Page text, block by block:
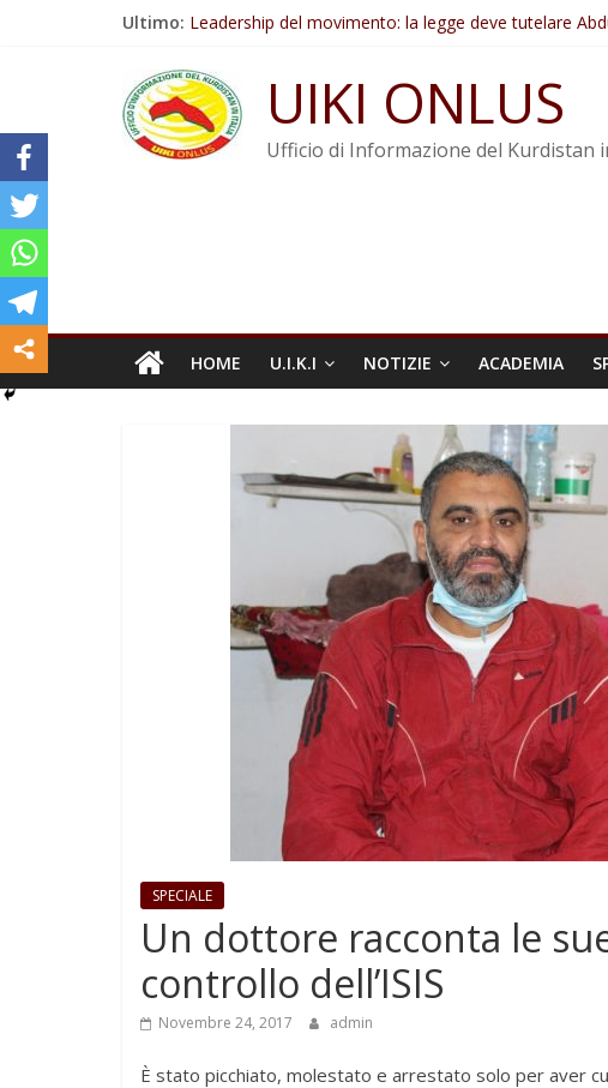
Ultimo: Leadership del movimento: la legge deve tutelare
Non tenere conto della situazione di Rêber Apo
Il KNK chiede un’azione internazionale contro i crimini
Abdullah Öcalan: Le legge negativa deve essere
UIKI ONLUS
Ufficio di Informazione del Kurdistan
HOME U.I.K.I NOTIZIE ACADEMIA
SPECIALE
Un dottore racconta le
controllo dell’ISIS
Novembre 24, 2017 admin
È stato picchiato, molestato e arrestato solo per aver